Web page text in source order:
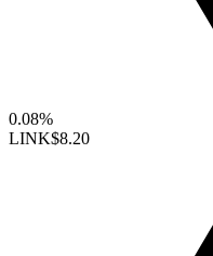
0.08%
LINK$8.20